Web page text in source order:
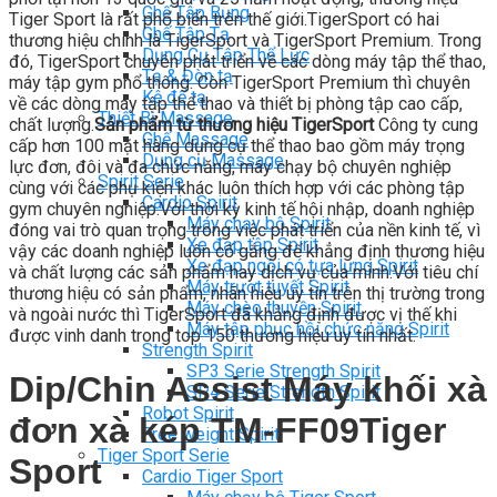
Ghế Tập Bụng
Ghế Tập Tạ
Dụng Cụ Tập Thể Lực
Tạ & Đòn tạ
Kệ để tạ
Thiết Bị Massage
Ghế Massage
Dụng cụ Massage
Spirit Serie
Cardio Spirit
Máy chạy bộ Spirit
Xe đạp tập Spirit
Xe đạp ngồi có tựa lưng Spirit
Máy trượt tuyết Spirit
Máy chèo thuyền Spirit
Máy tập phục hồi chức năng Spirit
Strength Spirit
SP3 Serie Strength Spirit
SP4 Serie Strength Spirit
Robot Spirit
Free weight Spirit
Tiger Sport Serie
Cardio Tiger Sport
Tiger Sport là rất phổ biến trên thế giới.TigerSport có hai
thương hiệu chính là TigerSport và TigerSport Premium. Trong
đó, TigerSport chuyên phát triển về các dòng máy tập thể thao,
máy tập gym phổ thông. Còn TigerSport Premium thì chuyên
về các dòng máy tập thể thao và thiết bị phòng tập cao cấp,
chất lượng.Sản phẩm từ thương hiệu TigerSportCông ty cung
cấp hơn 100 mặt hàng dụng cụ thể thao bao gồm máy trọng
lực đơn, đôi và đa chức năng, máy chạy bộ chuyên nghiệp
cùng với các phụ kiện khác luôn thích hợp với các phòng tập
gym chuyên nghiệp.Với thời kỳ kinh tế hội nhập, doanh nghiệp
đóng vai trò quan trọng trong việc phát triển của nền kinh tế, vì
vậy các doanh nghiệp luôn cố gắng để khẳng định thương hiệu
và chất lượng các sản phẩm hay dịch vụ của mình.Với tiêu chí
thương hiệu có sản phẩm, nhãn hiệu uy tín trên thị trường trong
và ngoài nước thì TigerSport đã khẳng định được vị thế khi
được vinh danh trong top 150 thương hiệu uy tín nhất.
Dip/Chin Assist Máy khối xà
đơn xà kép TM-FF09Tiger
Sport